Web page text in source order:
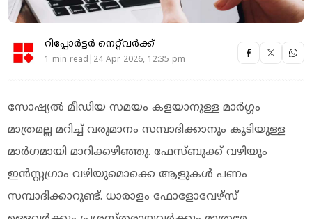
റിപ്പോർട്ടർ നെറ്റ്‌വര്‍ക്ക്‌
1 min read|24 Apr 2026, 12:35 pm
സോഷ്യല്‍ മീഡിയ സമയം കളയാനുള്ള മാര്‍ഗ്ഗം
മാത്രമല്ല മറിച്ച് വരുമാനം സമ്പാദിക്കാനും കൂടിയുള്ള
മാര്‍ഗമായി മാറിക്കഴിഞ്ഞു. ഫേസ്ബുക്ക് വഴിയും
ഇന്‍സ്റ്റഗ്രാം വഴിയുമൊക്കെ ആളുകള്‍ പണം
സമ്പാദിക്കാറുണ്ട്. ധാരാളം ഫോളോവേഴ്‌സ്